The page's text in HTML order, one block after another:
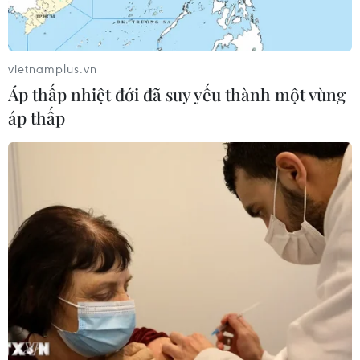
Tàu chở dầu đầu tiên của Iran đã tới
Đại sứ quán Iran tại Caracas cho biết chiếc tàu chở
nhiên liệu đầu tiên của nước này đã tới Venezuela với
sự hộ tống của FANB sau khi con tàu đi vào vùng lãnh
hải nước Nam Mỹ.
vietnamplus.vn
Áp thấp nhiệt đới đã suy yếu thành một vùng
áp thấp